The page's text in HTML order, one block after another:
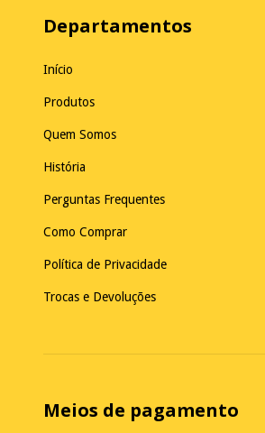
Departamentos
Início
Produtos
Quem Somos
História
Perguntas Frequentes
Como Comprar
Política de Privacidade
Trocas e Devoluções
Meios de pagamento